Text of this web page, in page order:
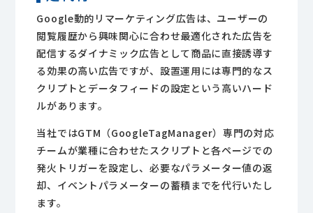
Google動的リマーケティング広告は、ユーザーの
閲覧履歴から興味関心に合わせ最適化された広告を
配信するダイナミック広告として商品に直接誘導す
る効果の高い広告ですが、設置運用には専門的なス
クリプトとデータフィードの設定という高いハード
ルがあります。
当社ではGTM（GoogleTagManager）専門の対応
チームが業種に合わせたスクリプトと各ページでの
発火トリガーを設定し、必要なパラメーター値の返
却、イベントパラメーターの蓄積までを代行いたし
ます。